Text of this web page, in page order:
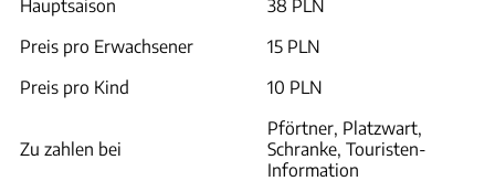
Hauptsaison
38 PLN
Preis pro Erwachsener
15 PLN
Preis pro Kind
10 PLN
Zu zahlen bei
Pförtner, Platzwart,
Schranke, Touristen-
Information